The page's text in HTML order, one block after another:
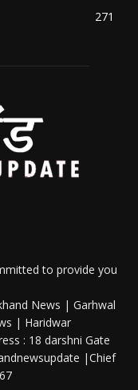
271
to provide you
News | Garhwal
| Haridwar
: 18 darshni Gate
|Chief